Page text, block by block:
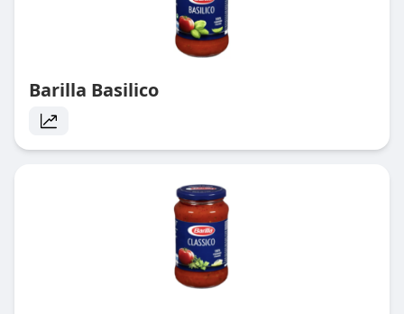
Barilla Basilico